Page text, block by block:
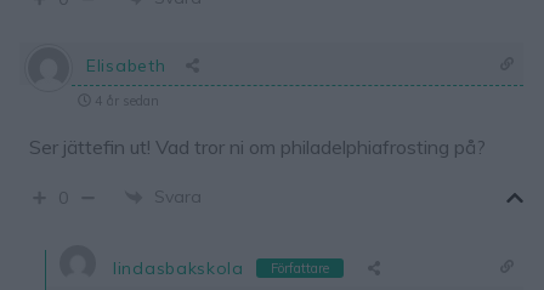
Elisabeth
4 år sedan
Ser jättefin ut! Vad tror ni om philadelphiafrosting på?
0 Svara
lindasbakskola Författare